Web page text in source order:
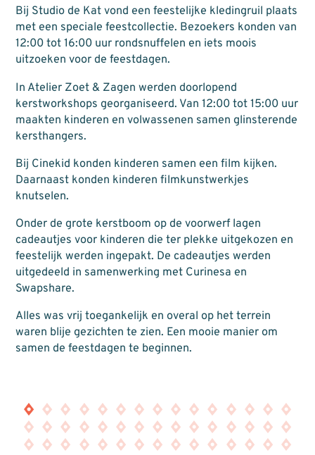
Bij Studio de Kat vond een feestelijke kledingruil plaats
met een speciale feestcollectie. Bezoekers konden van
12:00 tot 16:00 uur rondsnuffelen en iets moois
uitzoeken voor de feestdagen.
In Atelier Zoet & Zagen werden doorlopend
kerstworkshops georganiseerd. Van 12:00 tot 15:00 uur
maakten kinderen en volwassenen samen glinsterende
kersthangers.
Bij Cinekid konden kinderen samen een film kijken.
Daarnaast konden kinderen filmkunstwerkjes
knutselen.
Onder de grote kerstboom op de voorwerf lagen
cadeautjes voor kinderen die ter plekke uitgekozen en
feestelijk werden ingepakt. De cadeautjes werden
uitgedeeld in samenwerking met Curinesa en
Swapshare.
Alles was vrij toegankelijk en overal op het terrein
waren blije gezichten te zien. Een mooie manier om
samen de feestdagen te beginnen.